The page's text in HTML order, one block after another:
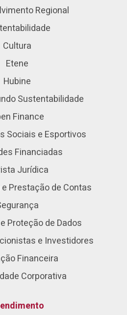
Regional
Cultura
Etene
Hubine
Sustentabilidade
Finance
Sociais e Esportivos
Financiadas
Jurídica
Prestação de Contas
Proteção de Dados
e Investidores
Financeira
Corporativa